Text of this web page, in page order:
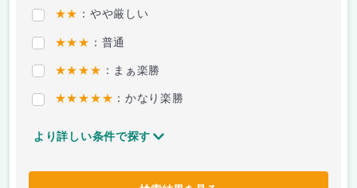
★★ ：やや厳しい
★★★ ：普通
★★★★ ：まぁ楽勝
★★★★★ ：かなり楽勝
より詳しい条件で探す